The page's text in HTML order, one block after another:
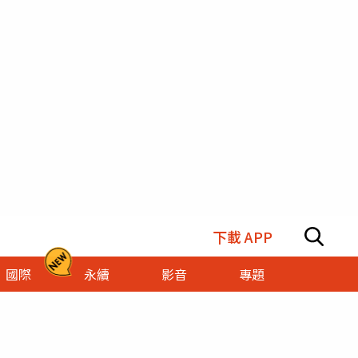
下載 APP
國際 永續 影音
專題